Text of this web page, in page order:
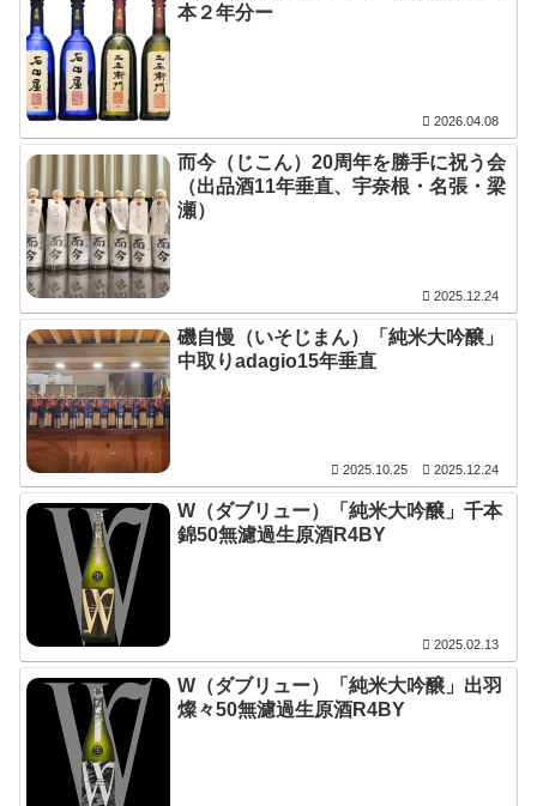
本２年分ー
2026.04.08
而今（じこん）20周年を勝手に祝う会
（出品酒11年垂直、宇奈根・名張・梁
瀬）
2025.12.24
磯自慢（いそじまん）「純米大吟醸」
中取りadagio15年垂直
2025.10.25 2025.12.24
W（ダブリュー）「純米大吟醸」千本
錦50無濾過生原酒R4BY
2025.02.13
W（ダブリュー）「純米大吟醸」出羽
燦々50無濾過生原酒R4BY